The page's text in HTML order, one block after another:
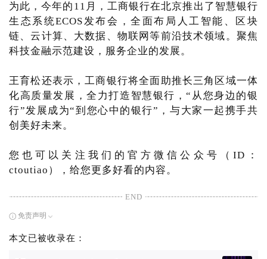
为此，今年的11月，工商银行在北京推出了智慧银行
生态系统ECOS发布会，全面布局人工智能、区块
链、云计算、大数据、物联网等前沿技术领域。聚焦
科技金融示范建设，服务企业的发展。
王育松还表示，工商银行将全面助推长三角区域一体
化高质量发展，全力打造智慧银行，“从您身边的银
行”发展成为“到您心中的银行”，与大家一起携手共
创美好未来。
您也可以关注我们的官方微信公众号（ID：
ctoutiao），给您更多好看的内容。
END
免责声明
本文已被收录在：